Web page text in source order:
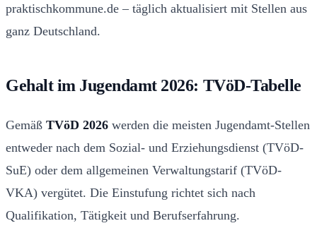
praktischkommune.de – täglich aktualisiert mit Stellen aus
ganz Deutschland.
Gehalt im Jugendamt 2026: TVöD-Tabelle
Gemäß TVöD 2026 werden die meisten Jugendamt-Stellen
entweder nach dem Sozial- und Erziehungsdienst (TVöD-
SuE) oder dem allgemeinen Verwaltungstarif (TVöD-
VKA) vergütet. Die Einstufung richtet sich nach
Qualifikation, Tätigkeit und Berufserfahrung.